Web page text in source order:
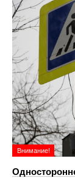
Внимание!